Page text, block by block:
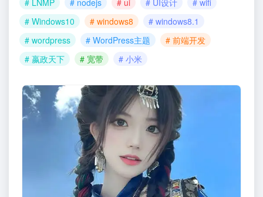
# Windows10
# windows8
# windows8.1
# wordpress
# WordPress主题
# 前端开发
# 嬴政天下
# 宽带 # 小米